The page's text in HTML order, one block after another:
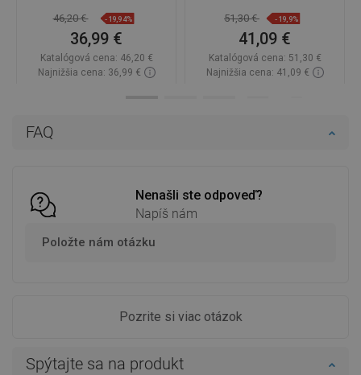
FAQ
Nenašli ste odpoveď?
Napíš nám
Položte nám otázku
Pozrite si viac otázok
Spýtajte sa na produkt
46,20 € -19,94%
36,99 €
Katalógová cena: 46,20 €
Najnižšia cena: 36,99 €
51,30 € -19,9%
41,09 €
Katalógová cena: 51,30 €
Najnižšia cena: 41,09 €